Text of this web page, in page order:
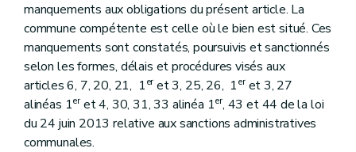
manquements aux obligations du présent article. La
commune compétente est celle où le bien est situé. Ces
manquements sont constatés, poursuivis et sanctionnés
selon les formes, délais et procédures visés aux
articles 6, 7, 20, 21, 1eret 3, 25, 26, 1eret 3, 27
alinéas 1eret 4, 30, 31, 33 alinéa 1er, 43 et 44 de la loi
du 24 juin 2013 relative aux sanctions administratives
communales.